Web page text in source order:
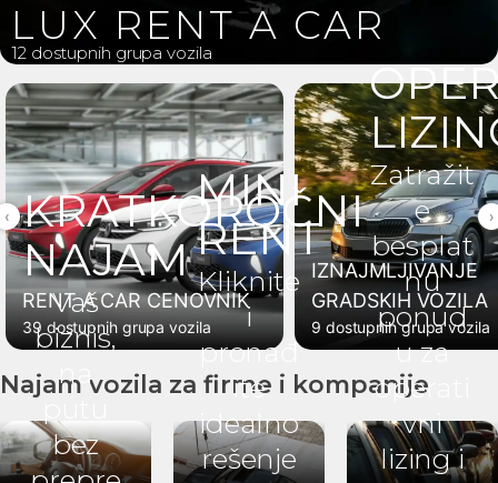
LUX RENT A CAR
12 dostupnih grupa vozila
‹
RENT A CAR CENOVNIK
39 dostupnih grupa vozila
IZNAJMLJIVANJE
GRADSKIH VOZILA
9 dostupnih grupa vozila
›
Najam vozila za firme i kompanije
KRATKOROČNI
NAJAM
Vaš
biznis,
na
bez
MINI
RENT
Kliknite
i
pronađ
ite
idealno
rešenje
Zatražit
e
besplat
nu
ponud
u za
operati
vni
lizing i